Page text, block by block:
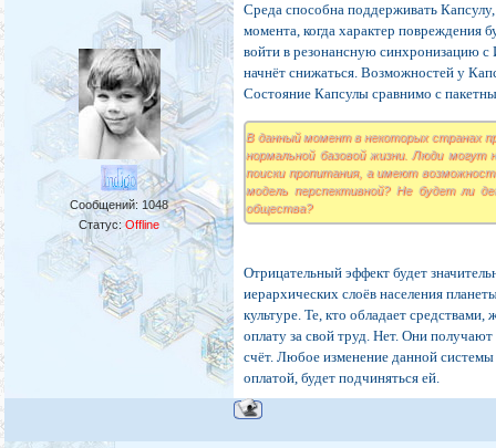
Сообщений: 1048
Статус:Offline
Среда способна поддерживать
момента, когда характер повреждения
войти в резонансную синхронизацию
начнёт снижаться. Возможностей у
Состояние Капсулы сравнимо с
В данный момент в некоторых странах
нормальной базовой жизни. Люди
поиски пропитания, а имеют
модель перспективной? Не будет ли
общества?
Отрицательный эффект будет
иерархических слоёв населения
культуре. Те, кто обладает
оплату за свой труд. Нет. Они
счёт. Любое изменение данной системы
оплатой, будет подчиняться ей.